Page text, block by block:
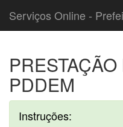
PDDEM
Instruções: